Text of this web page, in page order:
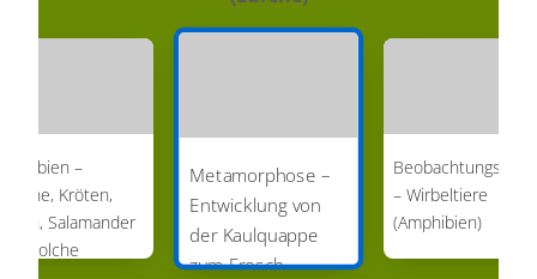
–
Kröten,
Salamander
Molche
Metamorphose –
Entwicklung von
der Kaulquappe
zum Frosch
– Wirbeltiere
(Amphibien)